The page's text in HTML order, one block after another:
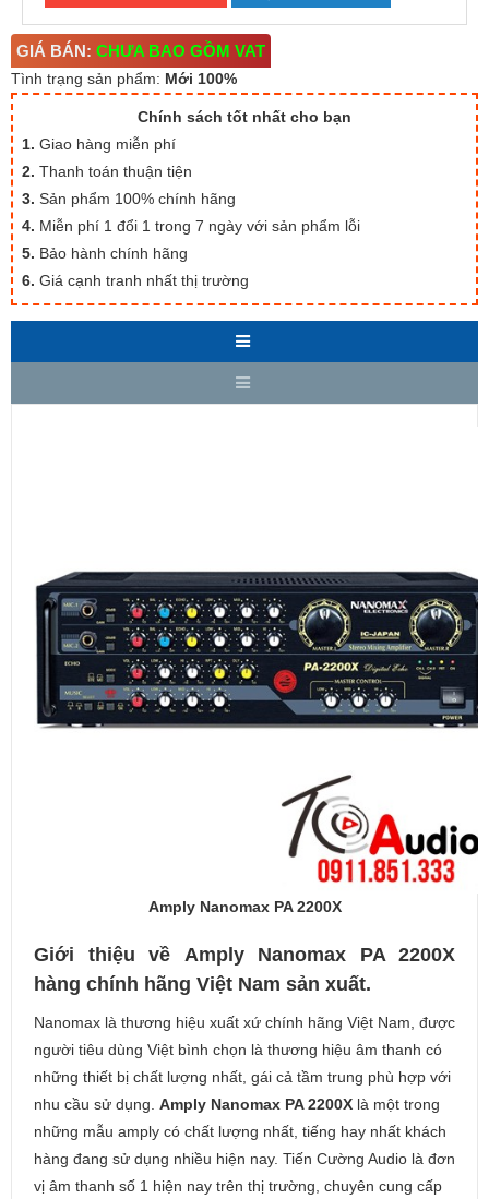
GIÁ BÁN: CHƯA BAO GỒM VAT
Tình trạng sản phẩm: Mới 100%
Chính sách tốt nhất cho bạn
1. Giao hàng miễn phí
2. Thanh toán thuận tiện
3. Sản phẩm 100% chính hãng
4. Miễn phí 1 đổi 1 trong 7 ngày với sản phẩm lỗi
5. Bảo hành chính hãng
6. Giá cạnh tranh nhất thị trường
Amply Nanomax PA 2200X
Giới thiệu về Amply Nanomax PA 2200X
hàng chính hãng Việt Nam sản xuất.
Nanomax là thương hiệu xuất xứ chính hãng Việt Nam, được
người tiêu dùng Việt bình chọn là thương hiệu âm thanh có
những thiết bị chất lượng nhất, gái cả tầm trung phù hợp với
nhu cầu sử dụng. Amply Nanomax PA 2200X là một trong
những mẫu amply có chất lượng nhất, tiếng hay nhất khách
hàng đang sử dụng nhiều hiện nay. Tiến Cường Audio là đơn
vị âm thanh số 1 hiện nay trên thị trường, chuyên cung cấp